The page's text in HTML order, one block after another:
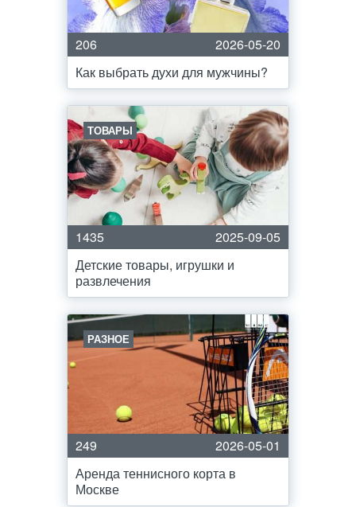
206
2026-05-20
Как выбрать духи для мужчины?
ТОВАРЫ
1435
2025-09-05
Детские товары, игрушки и
развлечения
РАЗНОЕ
249
2026-05-01
Аренда теннисного корта в
Москве